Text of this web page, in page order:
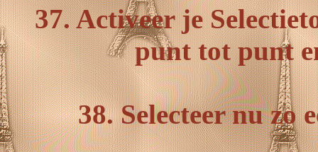
37. Activeer je
punt tot punt
38. Selecteer nu zo